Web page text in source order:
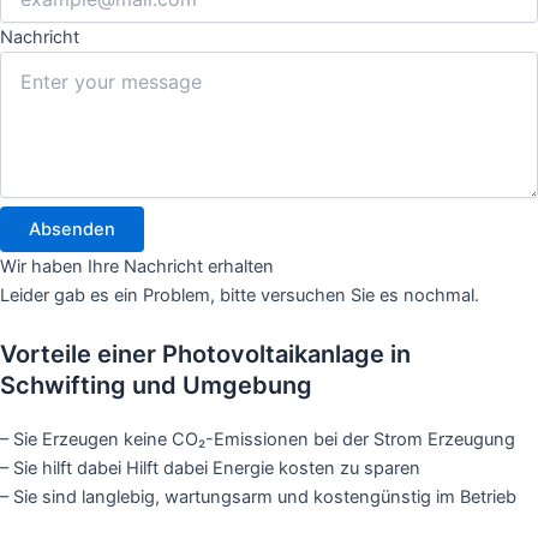
Nachricht
Absenden
Wir haben Ihre Nachricht erhalten
Leider gab es ein Problem, bitte versuchen Sie es nochmal.
Vorteile einer Photovoltaikanlage in
Schwifting und Umgebung
– Sie Erzeugen keine CO₂-Emissionen bei der Strom Erzeugung
– Sie hilft dabei Hilft dabei Energie kosten zu sparen
– Sie sind langlebig, wartungsarm und kostengünstig im Betrieb